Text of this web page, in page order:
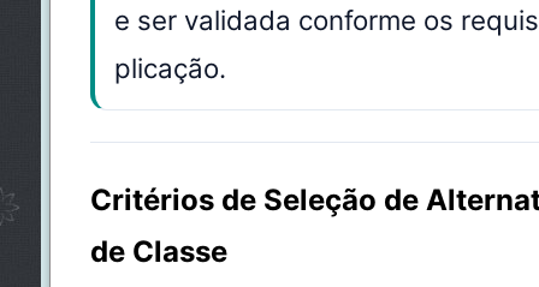
e ser validada conforme os
plicação.
Critérios de Seleção de
de Classe